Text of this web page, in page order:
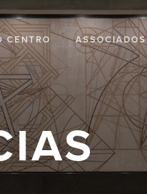
CENTRO ASSOCIADOS